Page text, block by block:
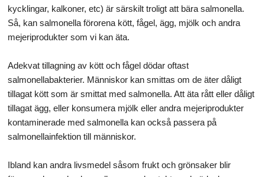
kycklingar, kalkoner, etc) är särskilt troligt att bära salmonella.
Så, kan salmonella förorena kött, fågel, ägg, mjölk och andra
mejeriprodukter som vi kan äta.
Adekvat tillagning av kött och fågel dödar oftast
salmonellabakterier. Människor kan smittas om de äter dåligt
tillagat kött som är smittat med salmonella. Att äta rått eller dåligt
tillagat ägg, eller konsumera mjölk eller andra mejeriprodukter
kontaminerade med salmonella kan också passera på
salmonellainfektion till människor.
Ibland kan andra livsmedel såsom frukt och grönsaker blir